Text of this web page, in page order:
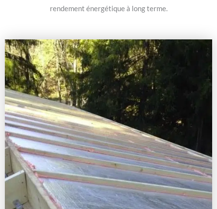
rendement énergétique à long terme.